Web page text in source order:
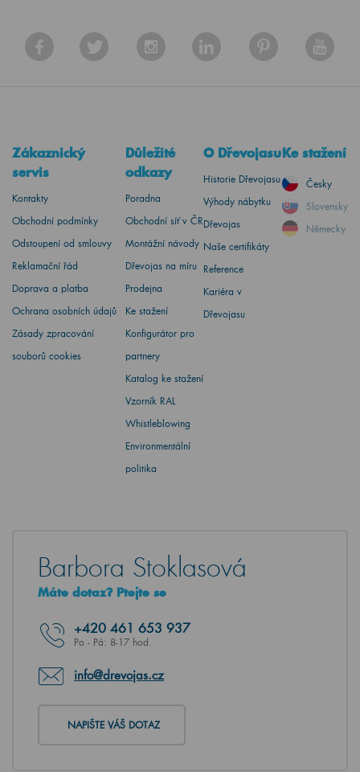
Zákaznický
servis
Kontakty
Obchodní podmínky
Odstoupení od smlouvy
Reklamační řád
Doprava a platba
Ochrana osobních údajů
Zásady zpracování
souborů cookies
Důležité
odkazy
Poradna
Obchodní síť v ČR
Montážní návody
Dřevojas na míru
Prodejna
Ke stažení
Konfigurátor pro
partnery
Katalog ke stažení
Vzorník RAL
Whistleblowing
Environmentální
politika
O Dřevojasu
Historie Dřevojasu
Výhody nábytku
Dřevojas
Naše certifikáty
Reference
Kariéra v
Dřevojasu
Ke stažení
Česky
Slovensky
Německy
Barbora Stoklasová
Máte dotaz? Ptejte se
+420 461 653 937
Po - Pá: 8-17 hod.
info@drevojas.cz
NAPIŠTE VÁŠ DOTAZ